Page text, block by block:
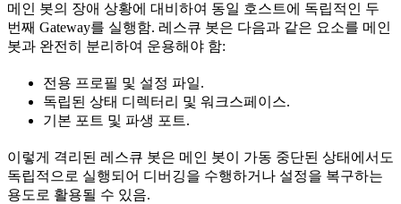
메인 봇의 장애 상황에 대비하여 동일 호스트에 독립적인 두
번째 Gateway를 실행함. 레스큐 봇은 다음과 같은 요소를 메인
봇과 완전히 분리하여 운용해야 함:
전용 프로필 및 설정 파일.
독립된 상태 디렉터리 및 워크스페이스.
기본 포트 및 파생 포트.
이렇게 격리된 레스큐 봇은 메인 봇이 가동 중단된 상태에서도
독립적으로 실행되어 디버깅을 수행하거나 설정을 복구하는
용도로 활용될 수 있음.